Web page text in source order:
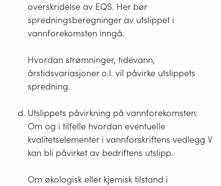
overskridelse av EQS. Her bør
spredningsberegninger av utslippet i
vannforekomsten inngå.
Hvordan strømninger, tidevann,
årstidsvariasjoner o.l. vil påvirke utslippets
spredning.
Utslippets påvirkning på vannforekomsten:
Om og i tilfelle hvordan eventuelle
kvalitetselementer i vannforskriftens vedlegg V
kan bli påvirket av bedriftens utslipp.
Om økologisk eller kjemisk tilstand i